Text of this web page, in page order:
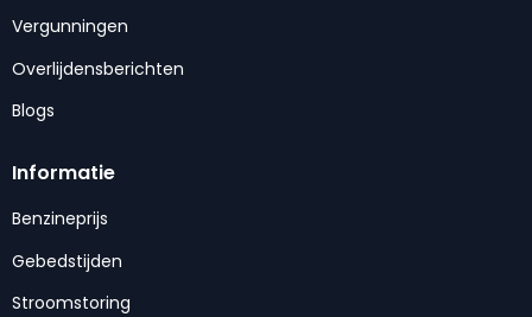
Vergunningen
Overlijdensberichten
Blogs
Informatie
Benzineprijs
Gebedstijden
Stroomstoring